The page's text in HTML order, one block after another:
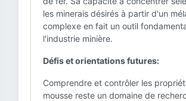
les minerais désirés à partir d'un
complexe en fait un outil
l'industrie minière.
Défis et orientations futures:
Comprendre et contrôler les
mousse reste un domaine de